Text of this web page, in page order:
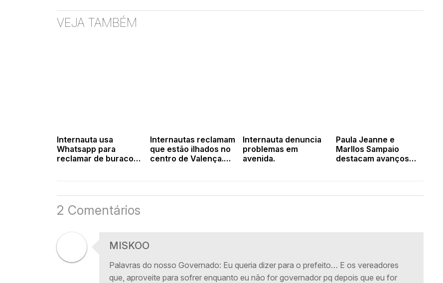
VEJA TAMBÉM
Internauta usa
Whatsapp para
reclamar de buraco
Internautas reclamam
que estão ilhados no
centro de Valença.
Internauta denuncia
problemas em
avenida.
Paula Jeanne e
Marllos Sampaio
destacam avanços
2 Comentários
MISKOO
Palavras do nosso Governado: Eu queria dizer para o prefeito… E os vereadores
que, aproveite para sofrer enquanto eu não for governador pq depois que eu for